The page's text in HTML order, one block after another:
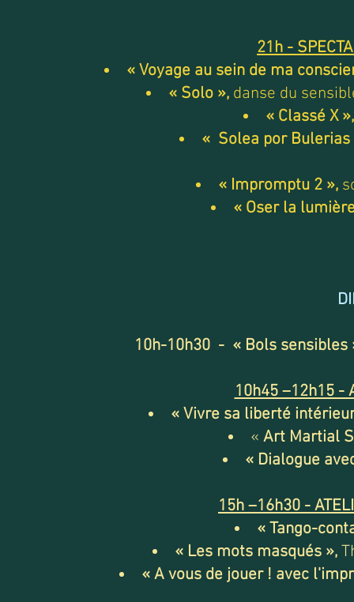
21h -
« Voyage au sein de ma
« Solo », danse du
« Classé X
« Solea por Bulerias
« Impromptu 2 »,
« Oser la
10h-10h30 - « Bols sensibles
10h45 –12h15 -
« Vivre sa liberté
« Art Martial
« Dialogue
15h –16h30 -
« Tango-
« Les mots masqués »,
« A vous de jouer ! avec